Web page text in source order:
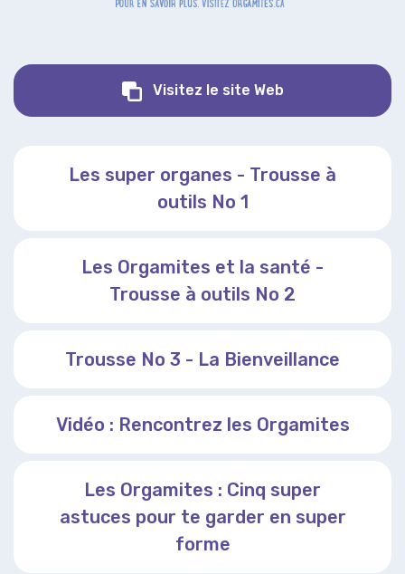
Visitez le site WebOrgamites
Les super organes - Trousse à
outils No 1
Les Orgamites et la santé -
Trousse à outils No 2
Trousse No 3 - La Bienveillance
Vidéo : Rencontrez les Orgamites
Les Orgamites : Cinq super
astuces pour te garder en super
forme